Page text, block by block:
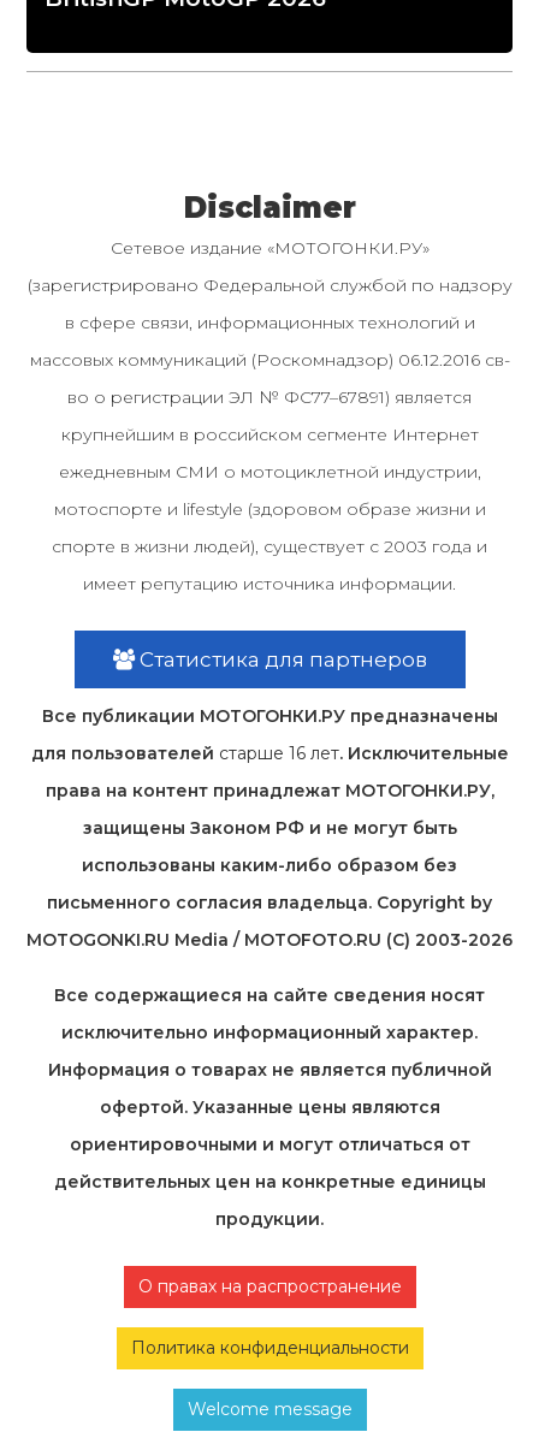
Disclaimer
Сетевое издание «МОТОГОНКИ.РУ»
(зарегистрировано Федеральной службой по надзору
в сфере связи, информационных технологий и
массовых коммуникаций (Роскомнадзор) 06.12.2016 св-
во о регистрации ЭЛ № ФС77–67891) является
крупнейшим в российском сегменте Интернет
ежедневным СМИ о мотоциклетной индустрии,
мотоспорте и lifestyle (здоровом образе жизни и
спорте в жизни людей), существует с 2003 года и
имеет репутацию источника информации.
Статистика для партнеров
Все публикации МОТОГОНКИ.РУ предназначены
для пользователей старше 16 лет. Исключительные
права на контент принадлежат МОТОГОНКИ.РУ,
защищены Законом РФ и не могут быть
использованы каким-либо образом без
письменного согласия владельца. Copyright by
MOTOGONKI.RU Media / MOTOFOTO.RU (C) 2003-2026
Все содержащиеся на cайте сведения носят
исключительно информационный характер.
Информация о товарах не является публичной
офертой. Указанные цены являются
ориентировочными и могут отличаться от
действительных цен на конкретные единицы
продукции.
О правах на распространение
Политика конфиденциальности
Welcome message